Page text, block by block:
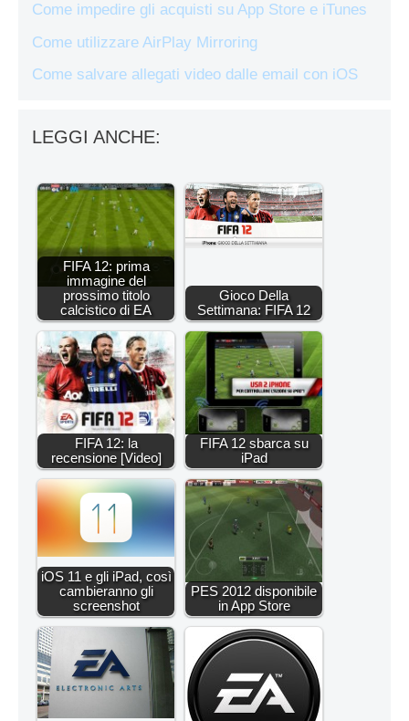
Come impedire gli acquisti su App Store e iTunes
Come utilizzare AirPlay Mirroring
Come salvare allegati video dalle email con iOS
LEGGI ANCHE:
FIFA 12: prima
immagine del
prossimo titolo
calcistico di EA
Gioco Della
Settimana: FIFA 12
FIFA 12: la
recensione [Video]
FIFA 12 sbarca su
iPad
iOS 11 e gli iPad, così
cambieranno gli
screenshot
PES 2012 disponibile
in App Store